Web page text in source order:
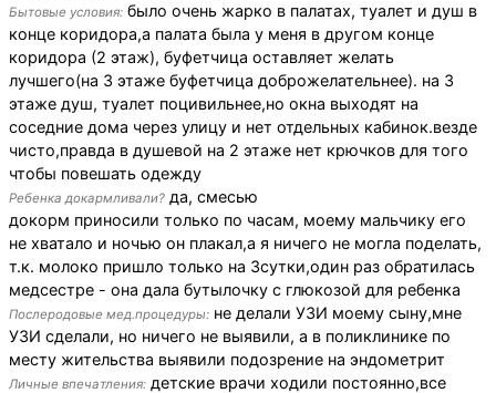
Бытовые условия: было очень жарко в палатах, туалет и душ в
конце коридора,а палата была у меня в другом конце
коридора (2 этаж), буфетчица оставляет желать
лучшего(на 3 этаже буфетчица доброжелательнее). на 3
этаже душ, туалет поцивильнее,но окна выходят на
соседние дома через улицу и нет отдельных кабинок.везде
чисто,правда в душевой на 2 этаже нет крючков для того
чтобы повешать одежду
Ребенка докармливали? да, смесью
докорм приносили только по часам, моему мальчику его
не хватало и ночью он плакал,а я ничего не могла поделать,
т.к. молоко пришло только на 3сутки,один раз обратилась
медсестре - она дала бутылочку с глюкозой для ребенка
Послеродовые мед.процедуры: не делали УЗИ моему сыну,мне
УЗИ сделали, но ничего не выявили, а в поликлинике по
месту жительства выявили подозрение на эндометрит
Личные впечатления: детские врачи ходили постоянно,все